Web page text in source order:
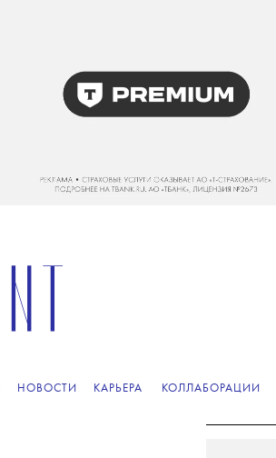
НОВОСТИ КАРЬЕРА КОЛЛАБОРАЦИИ